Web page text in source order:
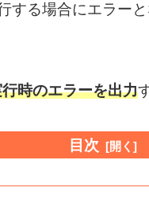
る場合にエラーと
時のエラーを出力
目次